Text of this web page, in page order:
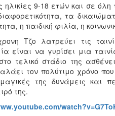
ηλικίες 9-18 ετών και σε
τα
η παιδική φιλία, η
Τζο λατρεύει τις
είναι να γυρίσει μια
στο τελικό στάδιο της
τον πολύτιμο χρόνο
της δυνάμεις και
της.